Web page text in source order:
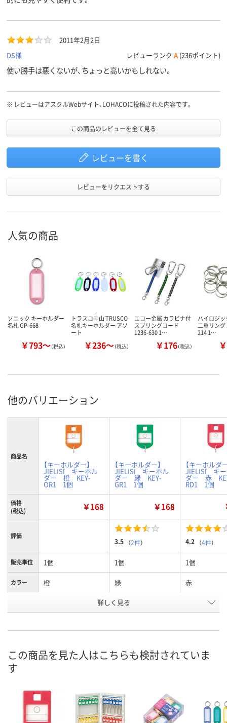
2011年2月2日
DS様
レビューランク A (236ポイント)
使い勝手は悪くないが、ちょっと高いかもしれない。
※ レビューはアスクルWebサイト、LOHACOに投稿された内容です。
この商品のレビューを全て見る
レビューを書く
レビューをリクエストする
人気の商品
ソニック キーホルダー
名札 GP-668
￥793～（税込）
トラスコ中山 TRUSCO
名札キーホルダー アソ
ート
￥236～（税込）
エコー金属 カラビナ付
スプリングコード
1236-630 1…
￥176（税込）
ハイロジ
二重リン
214 1…
他のバリエーション
商品名
【キーホルダー】
JIELISI キーホル
ダー 橙 KEY-
OR1 1個
【キーホルダー】
JIELISI キーホル
ダー 緑 KEY-
GR1 1個
【キーホルダ
JIELISI キー
ダー 赤
RD1 1個
価格
(税込)
￥168 ￥168
評価
3.5 （2件） 4.2 （4件）
販売単位 1個 1個 1個
カラー 橙 緑 赤
356307
8月8日（土）
カゴへ カゴへ
詳しく見る
この商品を見た人はこちらも検討されていま
す